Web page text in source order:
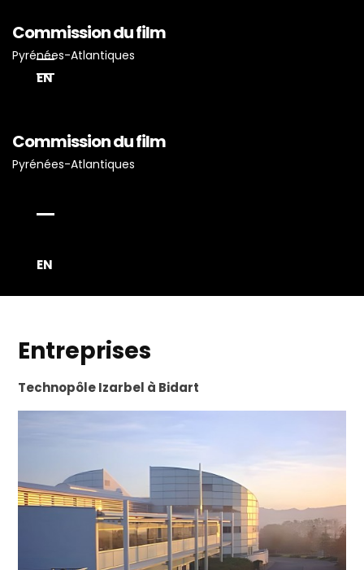
Commission du film
Pyrénées-Atlantiques
EN
Commission du film
Pyrénées-Atlantiques
EN
Accueil
Tournage ?
Entreprises
Technopôle Izarbel à Bidart